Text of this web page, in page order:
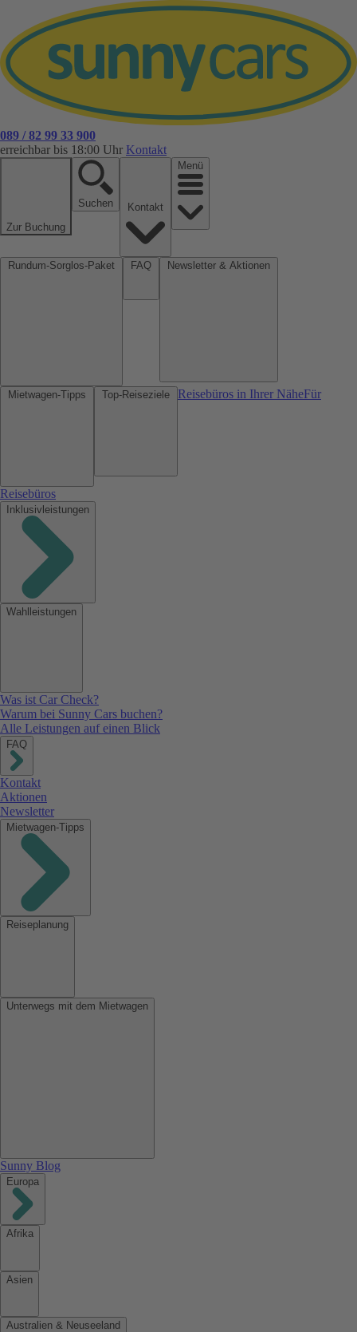
089 / 82 99 33 900
erreichbar bis 18:00 Uhr Kontakt
Zur Buchung
Suchen
Menü
Reisebüros in Ihrer NäheFür
Reisebüros
Inklusivleistungen
Wahlleistungen
Was ist Car Check?
Warum bei Sunny Cars buchen?
Alle Leistungen auf einen Blick
FAQ
Kontakt
Aktionen
Newsletter
Mietwagen-Tipps
Reiseplanung
Unterwegs mit dem Mietwagen
Sunny Blog
Europa
Afrika
Asien
Australien & Neuseeland